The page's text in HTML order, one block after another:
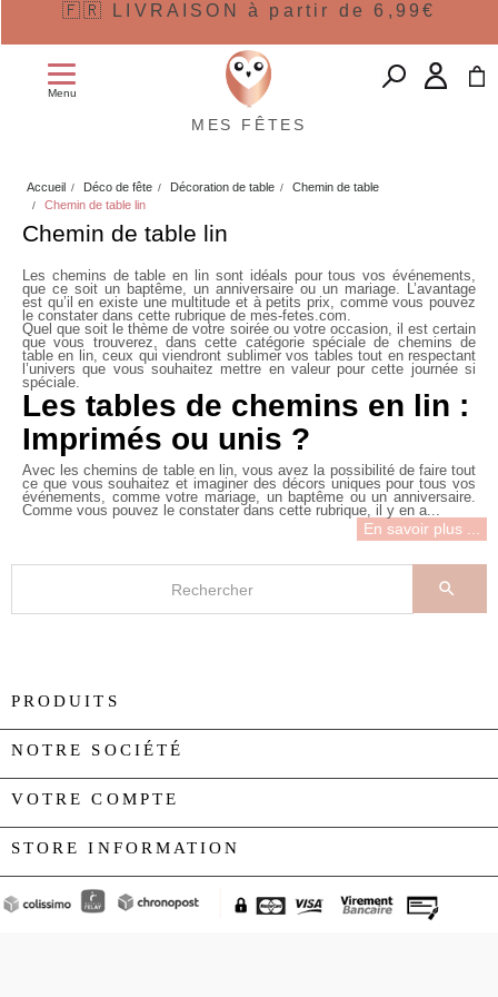
🇫🇷 LIVRAISON à partir de 6,99€
Menu
MES FÊTES
Accueil Déco de fête Décoration de table
Chemin de table
Chemin de table lin
Chemin de table lin
Les chemins de table en lin sont idéals pour tous vos événements,
que ce soit un baptême, un anniversaire ou un mariage. L’avantage
est qu’il en existe une multitude et à petits prix, comme vous pouvez
le constater dans cette rubrique de mes-fetes.com.
Quel que soit le thème de votre soirée ou votre occasion, il est certain
que vous trouverez, dans cette catégorie spéciale de chemins de
table en lin, ceux qui viendront sublimer vos tables tout en respectant
l’univers que vous souhaitez mettre en valeur pour cette journée si
spéciale.
Les tables de chemins en lin :
Imprimés ou unis ?
Avec leschemins de table en lin, vous avez la possibilité de faire tout
ce que vous souhaitez et imaginer des décors uniques pour tous vos
événements, comme votre mariage, un baptême ou un anniversaire.
Comme vous pouvez le constater dans cette rubrique, il y en a...
En savoir plus ...

PRODUITS
NOTRE SOCIÉTÉ
VOTRE COMPTE
STORE INFORMATION